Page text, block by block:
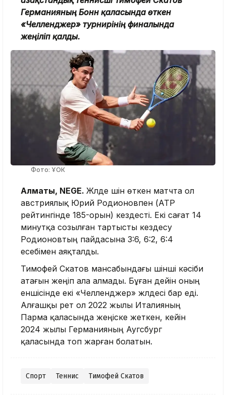
Германияның Бонн қаласында өткен
«Челленджер» турнирінің финалында
жеңіліп қалды.
Фото: ҰОК
Алматы, NEGE. Жүлде үшін өткен матчта ол
австриялық Юрий Родионовпен (ATP
рейтингінде 185-орын) кездесті. Екі сағат 14
минутқа созылған тартысты кездесу
Родионовтың пайдасына 3:6, 6:2, 6:4
есебімен аяқталды.
Тимофей Скатов мансабындағы үшінші кәсіби
атағын жеңіп ала алмады. Бұған дейін оның
еншісінде екі «Челленджер» жүлдесі бар еді.
Алғашқы рет ол 2022 жылы Италияның
Парма қаласында жеңіске жеткен, кейін
2024 жылы Германияның Аугсбург
қаласында топ жарған болатын.
Спорт Теннис Тимофей Скатов